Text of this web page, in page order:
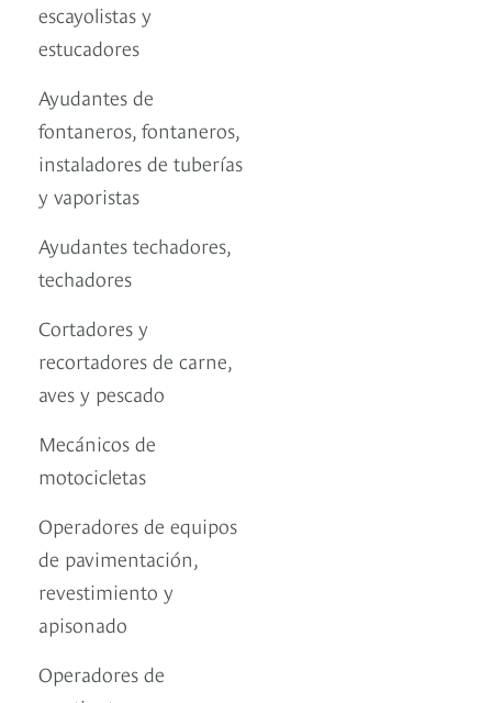
escayolistas y
estucadores
Ayudantes de
fontaneros, fontaneros,
instaladores de tuberías
y vaporistas
Ayudantes techadores,
techadores
Cortadores y
recortadores de carne,
aves y pescado
Mecánicos de
motocicletas
Operadores de equipos
de pavimentación,
revestimiento y
apisonado
Operadores de